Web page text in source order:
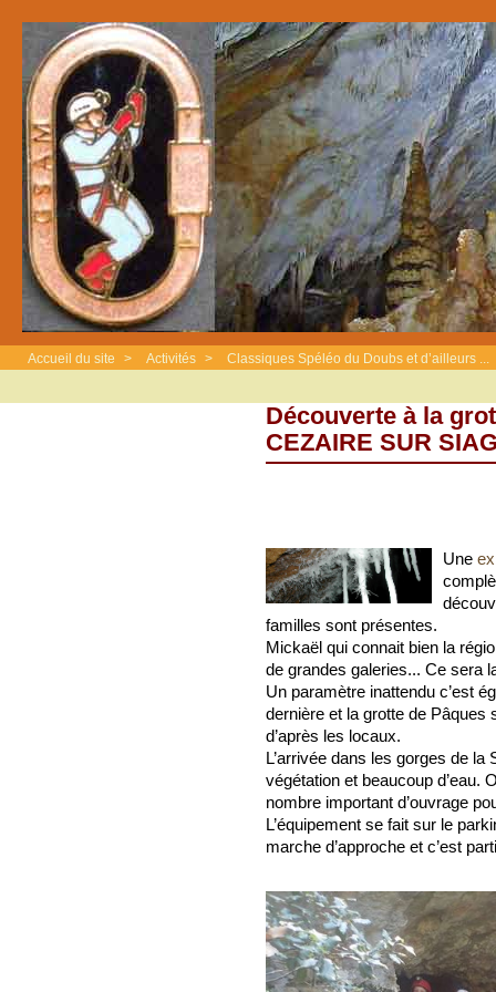
Accueil du site > Activités > Classiques Spéléo du Doubs et d’ailleurs ...
Découverte à la
CEZAIRE SUR
Une
familles sont présentes.
Mickaël qui connait bien la
de grandes galeries... Ce sera
Un paramètre inattendu c’est
dernière et la grotte de Pâques
d’après les locaux.
L’arrivée dans les gorges de
végétation et beaucoup d’eau.
nombre important d’ouvrage
L’équipement se fait sur le
marche d’approche et c’est